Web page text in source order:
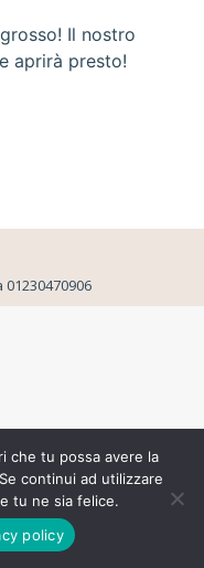
Il nostro
aprirà presto!
che tu possa avere la
continui ad utilizzare
tu ne sia felice.
policy